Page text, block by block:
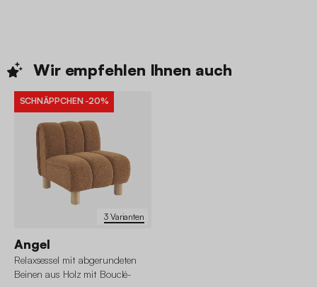
Wir empfehlen Ihnen auch
3 Varianten
SCHNÄPPCHEN -20%
Angel
Relaxsessel mit abgerundeten
Beinen aus Holz mit Bouclé-